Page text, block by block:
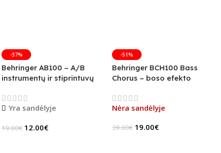
-37%
Behringer AB100 – A/B
instrumentų ir stiprintuvų
Yra sandėlyje
19.00€ 12.00€
-51%
Behringer BCH100 Bass
Chorus – boso efekto
Nėra sandėlyje
39.00€ 19.00€